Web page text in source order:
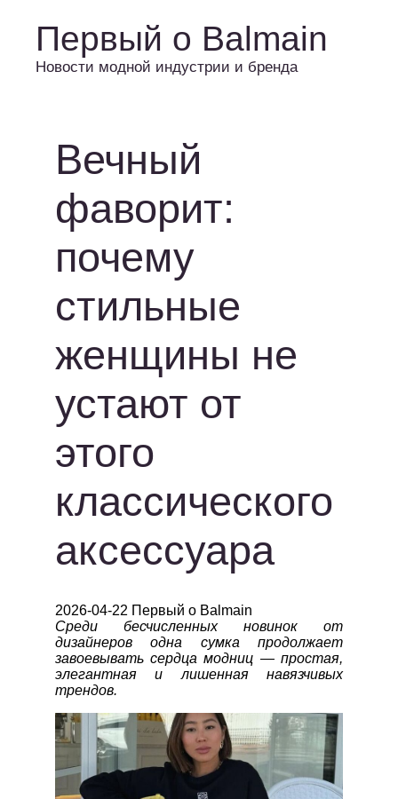
Первый о Balmain
Новости модной индустрии и бренда
Вечный
фаворит:
почему
стильные
женщины не
устают от
этого
классического
аксессуара
2026-04-22 Первый о Balmain
Среди бесчисленных новинок от
дизайнеров одна сумка продолжает
завоевывать сердца модниц — простая,
элегантная и лишенная навязчивых
трендов.